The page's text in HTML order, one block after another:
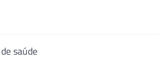
saúde